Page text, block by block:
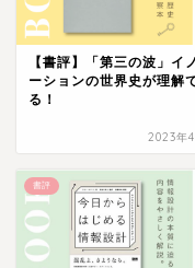
【書評】「第三の波」イ
ーションの世界史が理解
る！
2023年
書評